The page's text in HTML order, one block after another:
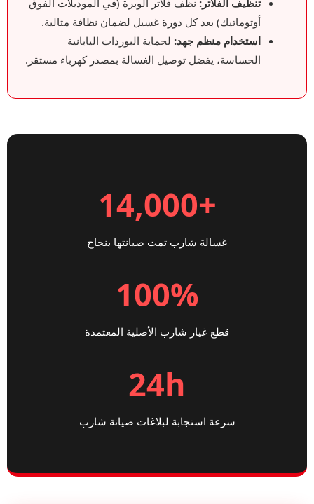
أوتوماتيك) بعد كل دورة غسيل لضمان نظافة مثالية.
استخدام منظم جهد: لحماية البوردات اليابانية
الحساسة، يفضل توصيل الغسالة بمصدر كهرباء مستقر.
+14,000
غسالة شارب تمت صيانتها بنجاح
100%
قطع غيار شارب الأصلية المعتمدة
24h
سرعة استجابة لبلاغات صيانة شارب